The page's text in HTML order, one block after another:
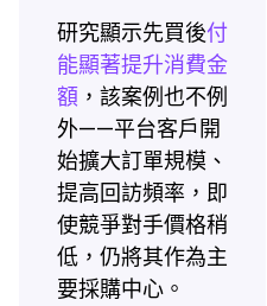
研究顯示先買後付
能顯著提升消費金
額 ，該案例也不例
外——平台客戶開
始擴大訂單規模、
提高回訪頻率，即
使競爭對手價格稍
低，仍將其作為主
要採購中心。